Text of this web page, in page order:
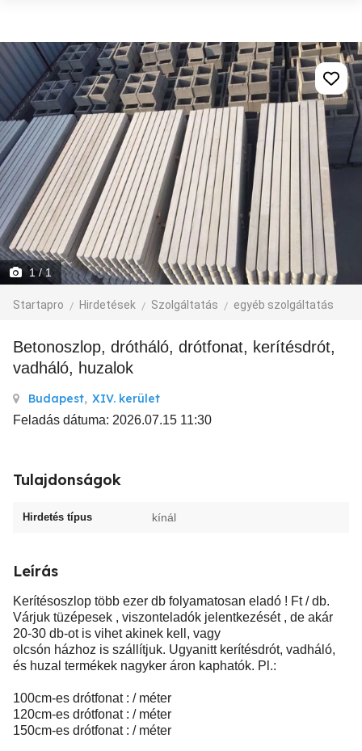
1/ 1
Startapro Hirdetések Szolgáltatás egyéb szolgáltatás
Betonoszlop, drótháló, drótfonat, kerítésdrót,
vadháló, huzalok
Budapest, XIV. kerület
Feladás dátuma: 2026.07.15 11:30
Tulajdonságok
Hirdetés típus kínál
Leírás
Kerítésoszlop több ezer db folyamatosan eladó ! Ft / db.
Várjuk tüzépesek , viszonteladók jelentkezését , de akár
20-30 db-ot is vihet akinek kell, vagy
olcsón házhoz is szállítjuk. Ugyanitt kerítésdrót, vadháló,
és huzal termékek nagyker áron kaphatók. Pl.:
100cm-es drótfonat : / méter
120cm-es drótfonat : / méter
150cm-es drótfonat : / méter